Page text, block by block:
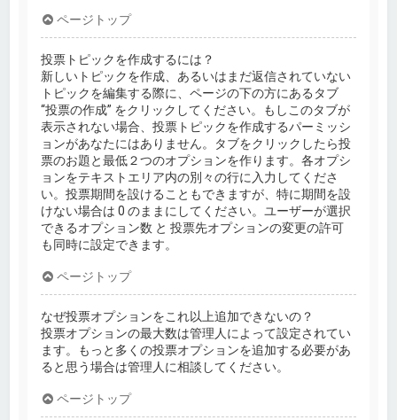
ページトップ
投票トピックを作成するには？
新しいトピックを作成、あるいはまだ返信されていない
トピックを編集する際に、ページの下の方にあるタブ
“投票の作成” をクリックしてください。もしこのタブが
表示されない場合、投票トピックを作成するパーミッシ
ョンがあなたにはありません。タブをクリックしたら投
票のお題と最低２つのオプションを作ります。各オプシ
ョンをテキストエリア内の別々の行に入力してくださ
い。投票期間を設けることもできますが、特に期間を設
けない場合は 0 のままにしてください。ユーザーが選択
できるオプション数 と 投票先オプションの変更の許可
も同時に設定できます。
ページトップ
なぜ投票オプションをこれ以上追加できないの？
投票オプションの最大数は管理人によって設定されてい
ます。もっと多くの投票オプションを追加する必要があ
ると思う場合は管理人に相談してください。
ページトップ